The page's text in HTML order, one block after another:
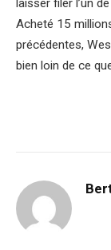
laisser filer l’un
Acheté 15
précédentes,
bien loin de ce